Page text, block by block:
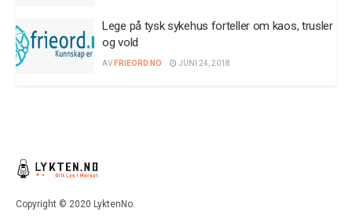
Lege på tysk sykehus forteller om kaos, trusler
og vold
AV FRIEORD.NO JUNI 24, 2018
Copyright © 2020 LyktenNo.